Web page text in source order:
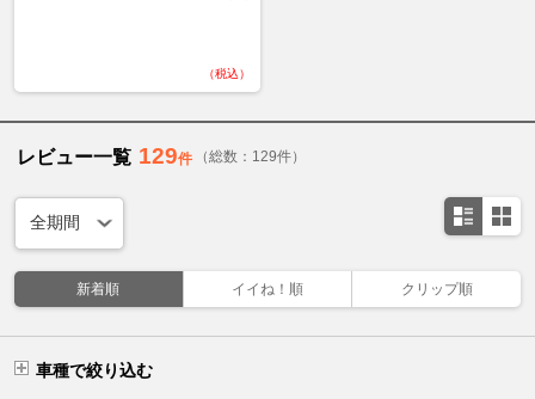
（税込）
レビュー一覧 129件 （総数：129件）
新着順 イイね！順 クリップ順
車種で絞り込む